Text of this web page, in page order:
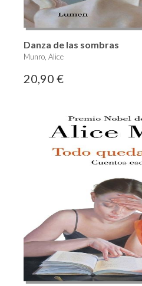
Danza de las sombras
Munro, Alice
20,90 €